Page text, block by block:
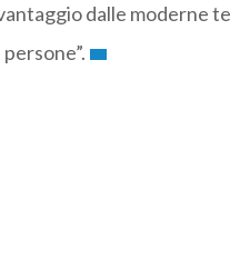
dalle moderne